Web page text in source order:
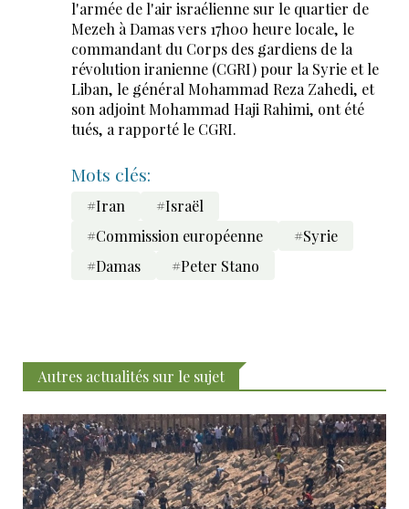
l'armée de l'air israélienne sur le quartier de
Mezeh à Damas vers 17h00 heure locale, le
commandant du Corps des gardiens de la
révolution iranienne (CGRI) pour la Syrie et le
Liban, le général Mohammad Reza Zahedi, et
son adjoint Mohammad Haji Rahimi, ont été
tués, a rapporté le CGRI.
Mots clés:
#Iran
#Israël
#Commission européenne
#Syrie
#Damas
#Peter Stano
Autres actualités sur le sujet